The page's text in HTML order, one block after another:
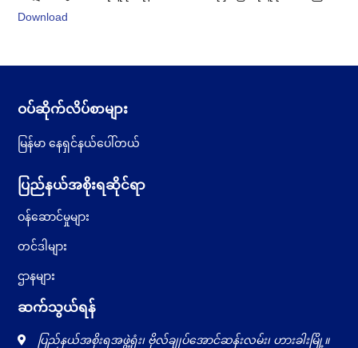
Download
ဝပ်ဆိုက်လိပ်စာများ
မြန်မာ နေရှင်နယ်ပေါ်တယ်
ပြည်နယ်အစိုးရဆိုင်ရာ
ဝန်ဆောင်မှုများ
တင်ဒါများ
ဌာနများ
ဆက်သွယ်ရန်
ပြည်နယ်အစိုးရအဖွဲ့ရုံး၊ ဗိုလ်ချုပ်အောင်ဆန်းလမ်း၊ ဟားခါးမြို့။